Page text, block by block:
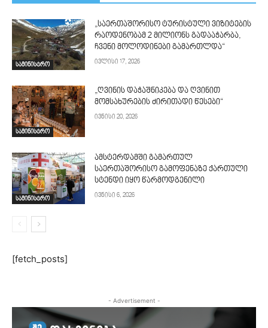
სამინისტრო
„საერთაშორისო ტურისტული ვიზიტების
რაოდენობამ 2 მილიონს გადააჭარბა,
ჩვენი მოლოდინები გამართლდა“
ივლისი 17, 2026
სამინისტრო
„ღვინის დაჭაშნიკება და ღვინით
მომსახურების ძირითადი წესები“
ივნისი 20, 2026
სამინისტრო
ამსტერდამში გამართულ
საერთაშორისო გამოფენაზე ქართული
სტენდი იყო წარმოდგენილი
ივნისი 6, 2026
[fetch_posts]
- Advertisement -